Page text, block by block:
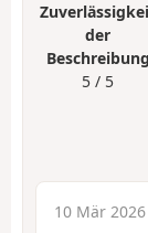
der
Beschreibung
5 / 5
10 Mär